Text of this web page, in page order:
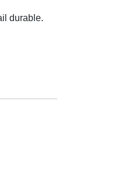
durable.